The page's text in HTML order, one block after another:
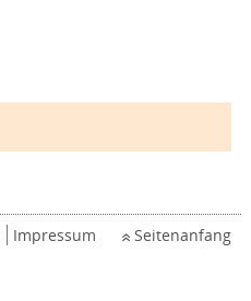
Impressum Seitenanfang